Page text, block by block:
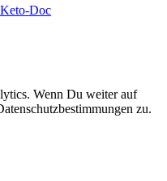
Wenn Du weiter auf
zu.